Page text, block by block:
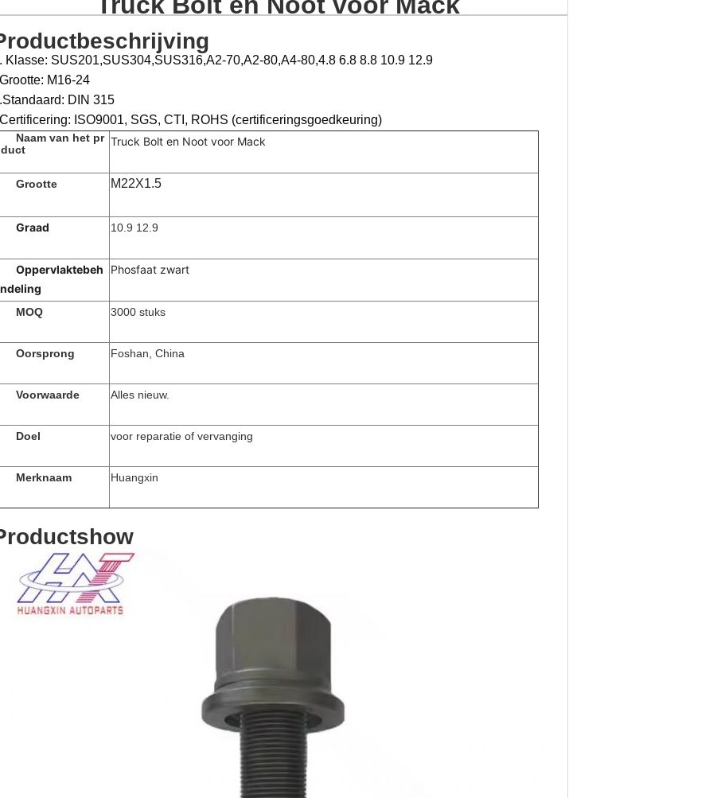
Klasse: SUS201,SUS304,SUS316,A2-70,A2-80,A4-80,4.8 6.8 8.8 10.9 12.9
M16-24
DIN 315
ISO9001, SGS, CTI, ROHS (certificeringsgoedkeuring)
Naam van het pr Truck Bolt en Noot voor Mack
Grootte M22X1.5
Graad 10.9 12.9
Oppervlaktebeh
Phosfaat zwart
MOQ 3000 stuks
Oorsprong Foshan, China
Voorwaarde Alles nieuw.
Doel voor reparatie of vervanging
Merknaam Huangxin